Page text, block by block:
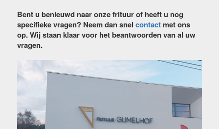
Bent u benieuwd naar onze frituur of heeft u nog
specifieke vragen? Neem dan snel contact met ons
op. Wij staan klaar voor het beantwoorden van al uw
vragen.